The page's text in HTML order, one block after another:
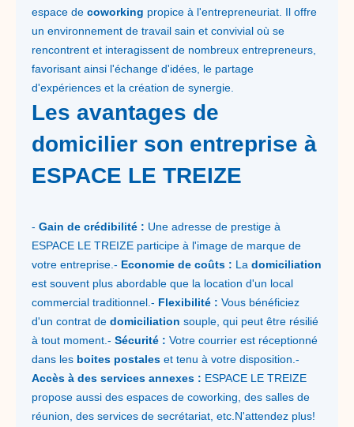
espace de coworking propice à l'entrepreneuriat. Il offre
un environnement de travail sain et convivial où se
rencontrent et interagissent de nombreux entrepreneurs,
favorisant ainsi l'échange d'idées, le partage
d'expériences et la création de synergie.
Les avantages de
domicilier son entreprise à
ESPACE LE TREIZE
- Gain de crédibilité : Une adresse de prestige à
ESPACE LE TREIZE participe à l'image de marque de
votre entreprise.- Economie de coûts : La domiciliation
est souvent plus abordable que la location d'un local
commercial traditionnel.- Flexibilité : Vous bénéficiez
d'un contrat de domiciliation souple, qui peut être résilié
à tout moment.- Sécurité : Votre courrier est réceptionné
dans les boites postales et tenu à votre disposition.-
Accès à des services annexes : ESPACE LE TREIZE
propose aussi des espaces de coworking, des salles de
réunion, des services de secrétariat, etc.N'attendez plus!